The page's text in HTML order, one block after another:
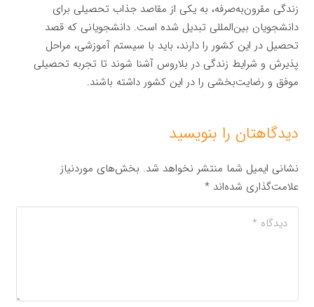
زندگی مقرون‌به‌صرفه، به یکی از مقاصد جذاب تحصیلی برای
دانشجویان بین‌المللی تبدیل شده است. دانشجویانی که قصد
تحصیل در این کشور را دارند، باید با سیستم آموزشی، مراحل
پذیرش و شرایط زندگی در بلاروس آشنا شوند تا تجربه تحصیلی
موفق و رضایت‌بخشی را در این کشور داشته باشند.
دیدگاهتان را بنویسید
نشانی ایمیل شما منتشر نخواهد شد. بخش‌های موردنیاز
علامت‌گذاری شده‌اند*